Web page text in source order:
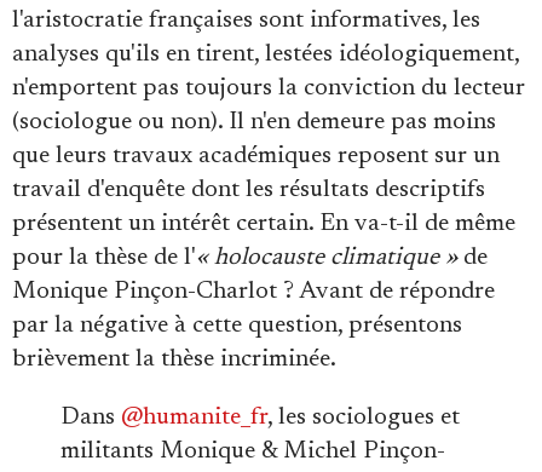
l'aristocratie françaises sont informatives, les
analyses qu'ils en tirent, lestées idéologiquement,
n'emportent pas toujours la conviction du lecteur
(sociologue ou non). Il n'en demeure pas moins
que leurs travaux académiques reposent sur un
travail d'enquête dont les résultats descriptifs
présentent un intérêt certain. En va-t-il de même
pour la thèse de l'« holocauste climatique »de
Monique Pinçon-Charlot ? Avant de répondre
par la négative à cette question, présentons
brièvement la thèse incriminée.
Dans @humanite_fr, les sociologues et
militants Monique & Michel Pinçon-